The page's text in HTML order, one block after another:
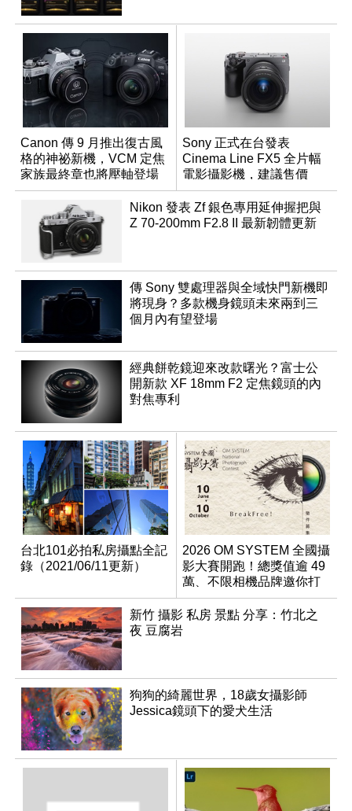
Canon 傳 9 月推出復古風
格的神祕新機，VCM 定焦
家族最終章也將壓軸登場
Sony 正式在台發表
Cinema Line FX5 全片幅
電影攝影機，建議售價
NT$144,980
Nikon 發表 Zf 銀色專用延伸握把與
Z 70-200mm F2.8 II 最新韌體更新
傳 Sony 雙處理器與全域快門新機即
將現身？多款機身鏡頭未來兩到三
個月內有望登場
經典餅乾鏡迎來改款曙光？富士公
開新款 XF 18mm F2 定焦鏡頭的內
對焦專利
台北101必拍私房攝點全記
錄（2021/06/11更新）
2026 OM SYSTEM 全國攝
影大賽開跑！總獎值逾 49
萬、不限相機品牌邀你打
破框架
新竹 攝影 私房 景點 分享：竹北之
夜 豆腐岩
狗狗的綺麗世界，18歲女攝影師
Jessica鏡頭下的愛犬生活